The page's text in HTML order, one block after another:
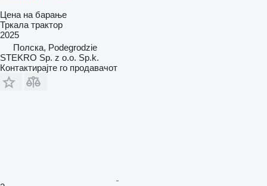
Цена на барање
Тркала трактор
2025
Полска, Podegrodzie
STEKRO Sp. z o.o. Sp.k.
Контактирајте го продавачот